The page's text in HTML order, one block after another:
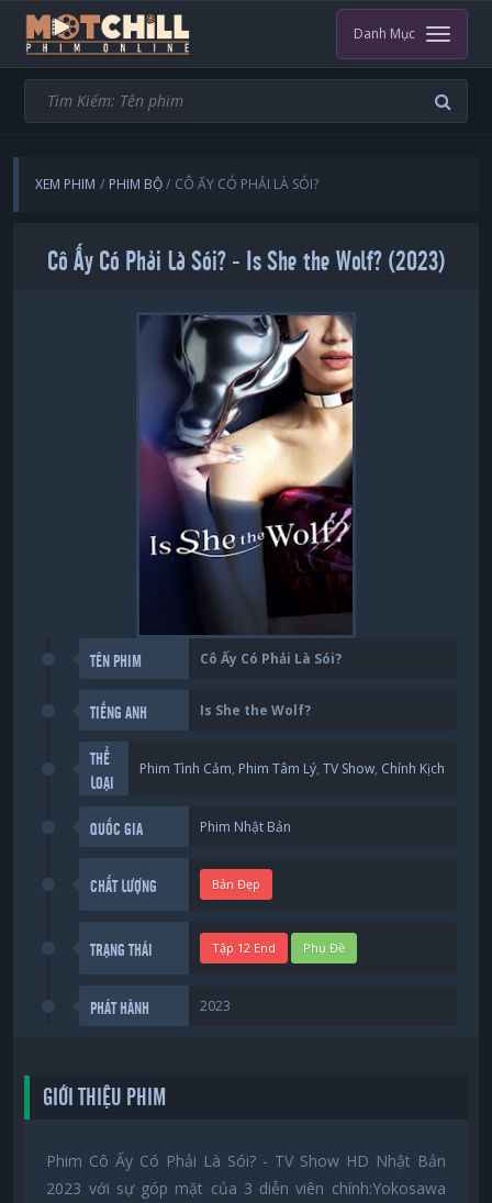
Danh Mục
XEM PHIM PHIM BỘ CÔ ẤY CÓ PHẢI LÀ SÓI?
Cô Ấy Có Phải Là Sói? - Is She the Wolf? (2023)
TÊN PHIM Cô Ấy Có Phải Là Sói?
TIẾNG ANH Is She the Wolf?
THỂ
LOẠI
Phim Tình Cảm, Phim Tâm Lý,TV Show, Chính Kịch
QUỐC GIA Phim Nhật Bản
CHẤT LƯỢNG Bản Đẹp
TRẠNG THÁI Tập 12 End Phụ Đề
PHÁT HÀNH 2023
GIỚI THIỆU PHIM
Phim Cô Ấy Có Phải Là Sói? - TV Show HD Nhật Bản
2023 với sự góp mặt của 3 diễn viên chính:Yokosawa